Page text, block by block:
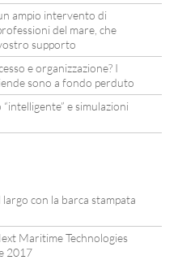
ampio intervento di
del mare, che
supporto
e organizzazione? I
sono a fondo perduto
e simulazioni
con la barca stampata
Maritime Technologies
2017